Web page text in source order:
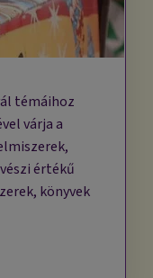
témáihoz
várja a
értékű
könyvek